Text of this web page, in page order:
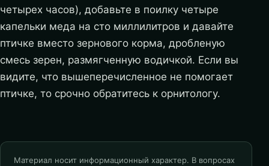
четырех часов), добавьте в поилку четыре
капельки меда на сто миллилитров и давайте
птичке вместо зернового корма, дробленую
смесь зерен, размягченную водичкой. Если вы
видите, что вышеперечисленное не помогает
птичке, то срочно обратитесь к орнитологу.
Материал носит информационный характер. В вопросах